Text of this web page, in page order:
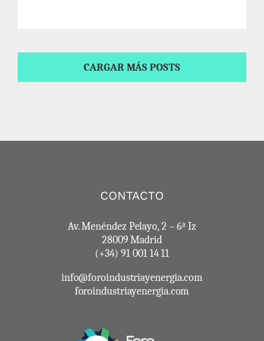
CARGAR MÁS POSTS
CONTACTO
Av. Menéndez Pelayo, 2 – 6ª Iz
28009 Madrid
(+34) 91 001 14 11
info@foroindustriayenergia.com
foroindustriayenergia.com